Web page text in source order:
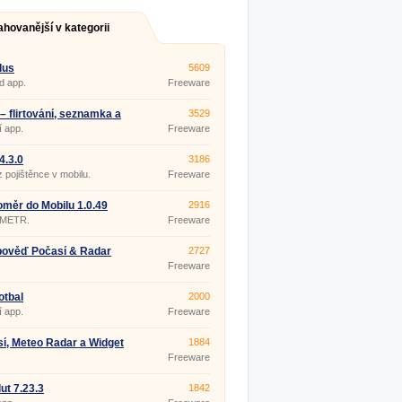
v kategorii
app.
5609
Freeware
flirtování, seznamka a
app.
3529
Freeware
pojištěnce v mobilu.
3186
Freeware
do Mobilu 1.0.49
2916
Freeware
Počasí & Radar
2727
Freeware
app.
2000
Freeware
Meteo Radar a Widget
4.0.27
1884
Freeware
7.23.3
1842